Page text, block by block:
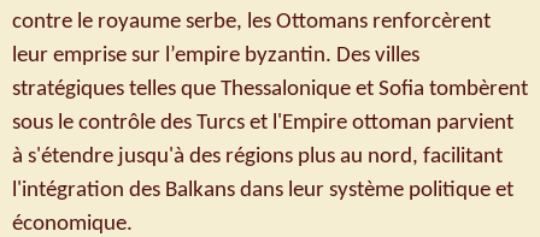
contre le royaume serbe, les Ottomans renforcèrent
leur emprise sur l’empire byzantin. Des villes
stratégiques telles que Thessalonique et Sofia tombèrent
sous le contrôle des Turcs et l'Empire ottoman parvient
à s'étendre jusqu'à des régions plus au nord, facilitant
l'intégration des Balkans dans leur système politique et
économique.